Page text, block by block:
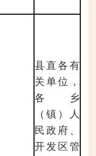
县直各有
关单位，
各乡
（镇）人
民政府、
开发区管